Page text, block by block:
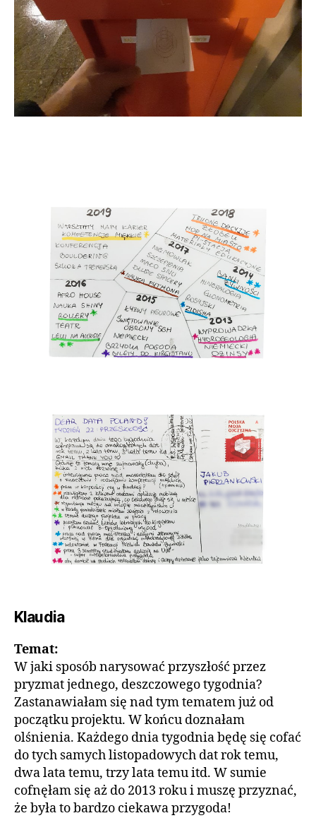
Klaudia
Temat:
W jaki sposób narysować przyszłość przez
pryzmat jednego, deszczowego tygodnia?
Zastanawiałam się nad tym tematem już od
początku projektu. W końcu doznałam
olśnienia. Każdego dnia tygodnia będę się cofać
do tych samych listopadowych dat rok temu,
dwa lata temu, trzy lata temu itd. W sumie
cofnęłam się aż do 2013 roku i muszę przyznać,
że była to bardzo ciekawa przygoda!